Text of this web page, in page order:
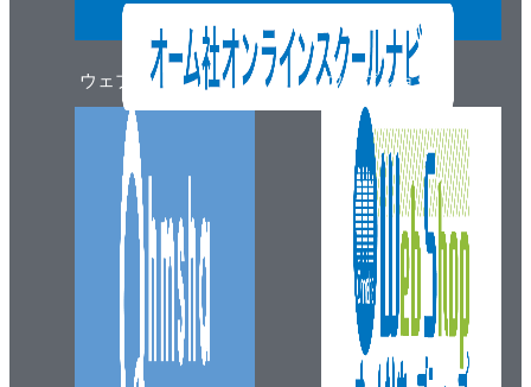
ウェブマガジン ウェブショップ